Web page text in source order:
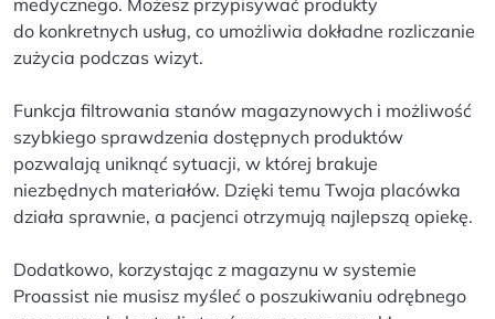
do konkretnych usług, co umożliwia dokładne rozliczanie
zużycia podczas wizyt.
Funkcja filtrowania stanów magazynowych i możliwość
szybkiego sprawdzenia dostępnych produktów
pozwalają uniknąć sytuacji, w której brakuje
niezbędnych materiałów. Dzięki temu Twoja placówka
działa sprawnie, a pacjenci otrzymują najlepszą opiekę.
Dodatkowo, korzystając z magazynu w systemie
Proassist nie musisz myśleć o poszukiwaniu odrębnego